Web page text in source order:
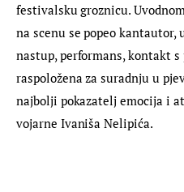
festivalsku groznicu.
na scenu se popeo kantautor,
nastup, performans, kontakt
raspoložena za suradnju u
najbolji pokazatelj emocija i
vojarne Ivaniša Nelipića.